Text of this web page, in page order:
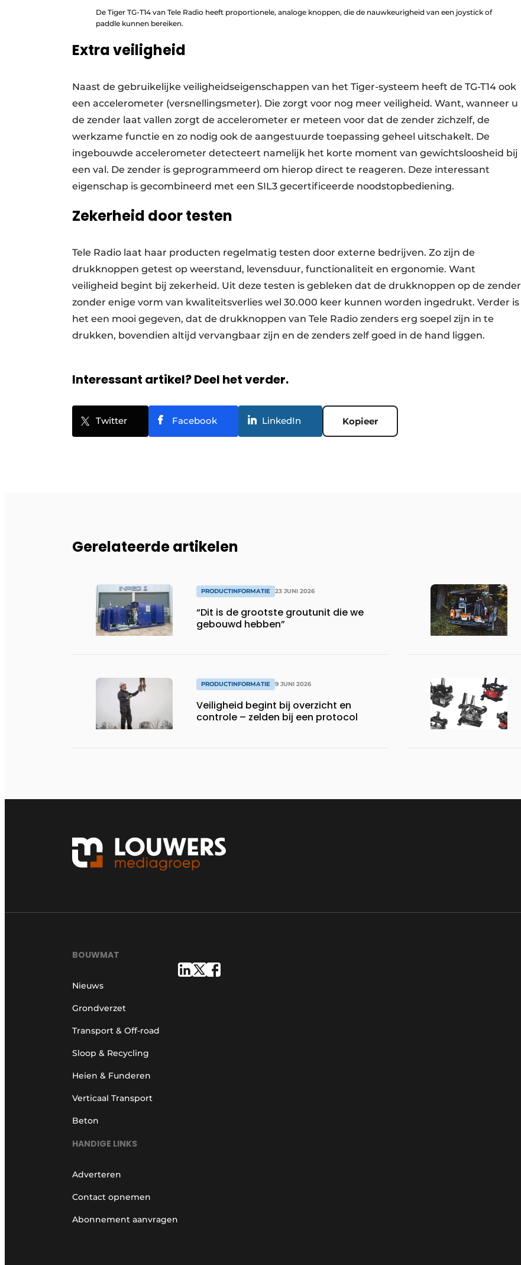
De Tiger TG-T14 van Tele Radio heeft proportionele, analoge knoppen, die de nauwkeurigheid van een joystick of
paddle kunnen bereiken.
Extra veiligheid
Naast de gebruikelijke veiligheidseigenschappen van het Tiger-systeem heeft de TG-T14 ook
een accelerometer (versnellingsmeter). Die zorgt voor nog meer veiligheid. Want, wanneer u
de zender laat vallen zorgt de accelerometer er meteen voor dat de zender zichzelf, de
werkzame functie en zo nodig ook de aangestuurde toepassing geheel uitschakelt. De
ingebouwde accelerometer detecteert namelijk het korte moment van gewichtsloosheid bij
een val. De zender is geprogrammeerd om hierop direct te reageren. Deze interessant
eigenschap is gecombineerd met een SIL3 gecertificeerde noodstopbediening.
Zekerheid door testen
Tele Radio laat haar producten regelmatig testen door externe bedrijven. Zo zijn de
drukknoppen getest op weerstand, levensduur, functionaliteit en ergonomie. Want
veiligheid begint bij zekerheid. Uit deze testen is gebleken dat de drukknoppen op de zender
zonder enige vorm van kwaliteitsverlies wel 30.000 keer kunnen worden ingedrukt. Verder is
het een mooi gegeven, dat de drukknoppen van Tele Radio zenders erg soepel zijn in te
drukken, bovendien altijd vervangbaar zijn en de zenders zelf goed in de hand liggen.
Interessant artikel? Deel het verder.
Twitter Facebook LinkedIn Kopieer
Gerelateerde artikelen
PRODUCTINFORMATIE 23 JUNI 2026
“Dit is de grootste groutunit die we
gebouwd hebben”
PRODUCTINFORMATIE 9 JUNI 2026
Veiligheid begint bij overzicht en
controle – zelden bij een protocol
BOUWMAT
Nieuws
Grondverzet
Transport & Off-road
Sloop & Recycling
Heien & Funderen
Verticaal Transport
Beton
HANDIGE LINKS
Adverteren
Contact opnemen
Abonnement aanvragen